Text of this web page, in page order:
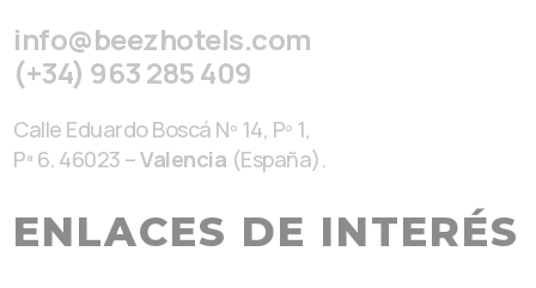
info@beezhotels.com
(+34) 963 285 409
Calle Eduardo Boscá Nº 14, Pº 1,
Pª 6. 46023 –Valencia (España).
ENLACES DE INTERÉS